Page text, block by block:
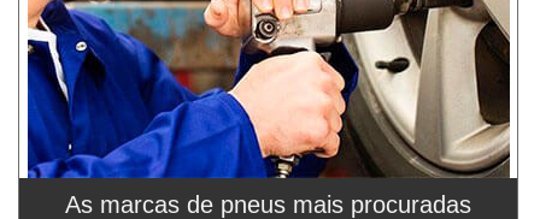
As marcas de pneus mais procuradas